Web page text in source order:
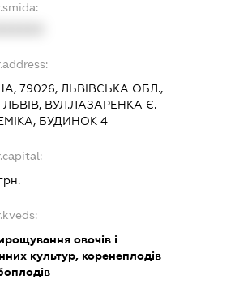
79026, ЛЬВІВСЬКА ОБЛ.,
ЛЬВІВ, ВУЛ.ЛАЗАРЕНКА Є.
БУДИНОК 4
овочів і
культур, коренеплодів